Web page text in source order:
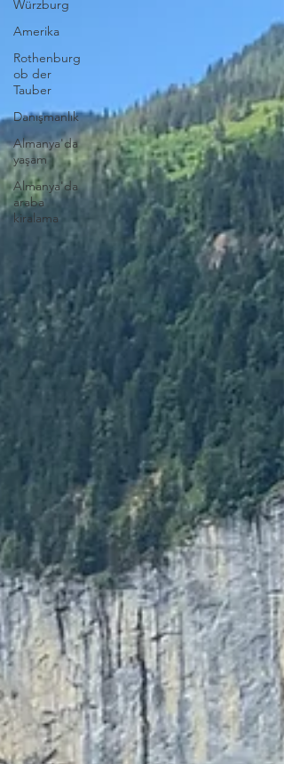
Würzburg
Amerika
Rothenburg
ob der
Tauber
Danışmanlık
Almanya'da
yaşam
Almanya'da
araba
kiralama